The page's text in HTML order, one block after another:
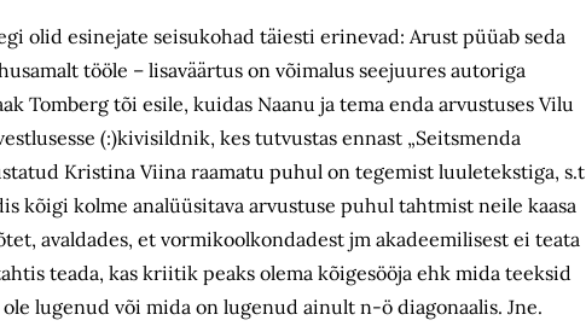
olid esinejate seisukohad täiesti erinevad: Arust püüab seda
tööle – lisaväärtus on võimalus seejuures autoriga
Tomberg tõi esile, kuidas Naanu ja tema enda arvustuses Vilu
(:)kivisildnik, kes tutvustas ennast „Seitsmenda
Kristina Viina raamatu puhul on tegemist luuletekstiga, s.t
kõigi kolme analüüsitava arvustuse puhul tahtmist neile kaasa
avaldades, et vormikoolkondadest jm akadeemilisest ei teata
teada, kas kriitik peaks olema kõigesööja ehk mida teeksid
lugenud või mida on lugenud ainult n-ö diagonaalis. Jne.